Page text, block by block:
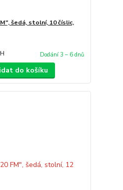
šedá, stolní, 10 číslic,
Dodání 3 – 6 dnů
do košíku